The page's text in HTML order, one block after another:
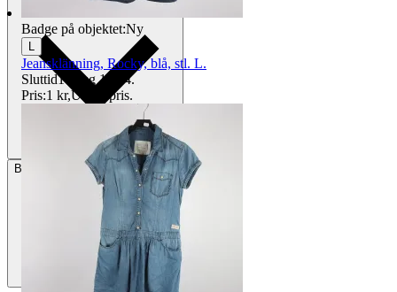
Betalning Via Tradera
Badge på objektet:Ny
Jeansklänning, Rocky, blå, stl. L.
Sluttid16 aug 18:44.
Pris:1 kr,Utropspris.